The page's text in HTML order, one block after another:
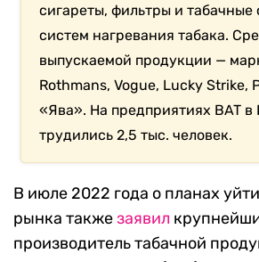
сигареты, фильтры и табачные
систем нагревания табака.
выпускаемой продукции —
Rothmans, Vogue, Lucky Strike,
«Ява». На предприятиях BAT в
трудились 2,5 тыс. человек.
В июле 2022 года о планах
рынка такжезаявил
производитель табачной